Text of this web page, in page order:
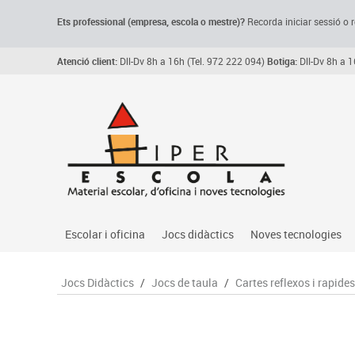
Ets professional (empresa, escolao mestre)? Recorda iniciar sessió o
Atenció client: Dll-Dv 8h a 16h (Tel. 972 222 094)Botiga: Dll-Dv 8h a
Escolar i oficina
Arxiu, carpetes i classificadors
Jocs didàctics
Primeres edats
Noves tecnologies
Audio
Connectivitat i
Jocs Didàctics / Jocs de taula / Cartes reflexos i